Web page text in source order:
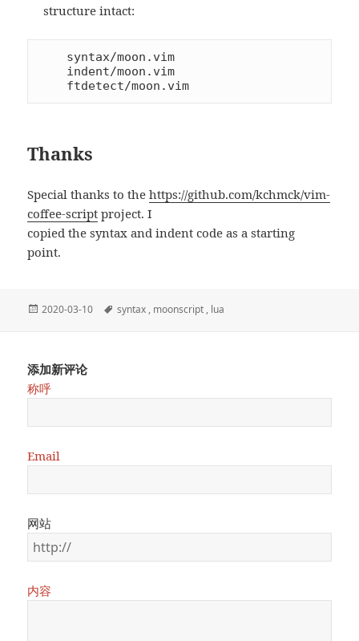
structure intact:
Thanks
Special thanks to thehttps://github.com/kchmck/vim-
coffee-script project. I
copied the syntax and indent code as a starting
point.
Posted
2020-03-10 Tags
syntax , moonscript , lua
添加新评论
称呼
Email
网站
内容